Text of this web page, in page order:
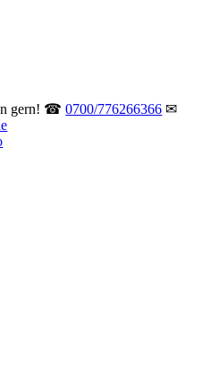
gern! ☎0700/776266366 ✉